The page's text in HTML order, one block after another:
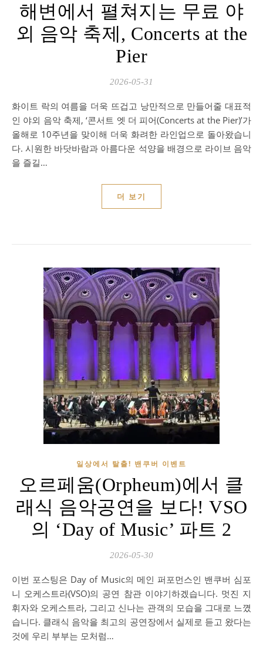
해변에서 펼쳐지는 무료 야
외 음악 축제, Concerts at the
Pier
2026-05-31
화이트 락의 여름을 더욱 뜨겁고 낭만적으로 만들어줄 대표적
인 야외 음악 축제, ‘콘서트 엣 더 피어(Concerts at the Pier)’가
올해로 10주년을 맞이해 더욱 화려한 라인업으로 돌아왔습니
다. 시원한 바닷바람과 아름다운 석양을 배경으로 라이브 음악
을 즐길…
더 보기
일상에서 탈출! 밴쿠버 이벤트
오르페움(Orpheum)에서 클
래식 음악공연을 보다! VSO
의 ‘Day of Music’ 파트 2
2026-05-30
이번 포스팅은 Day of Music의 메인 퍼포먼스인 밴쿠버 심포
니 오케스트라(VSO)의 공연 참관 이야기하겠습니다. 멋진 지
휘자와 오케스트라, 그리고 신나는 관객의 모습을 그대로 느꼈
습니다. 클래식 음악을 최고의 공연장에서 실제로 듣고 왔다는
것에 우리 부부는 모처럼…